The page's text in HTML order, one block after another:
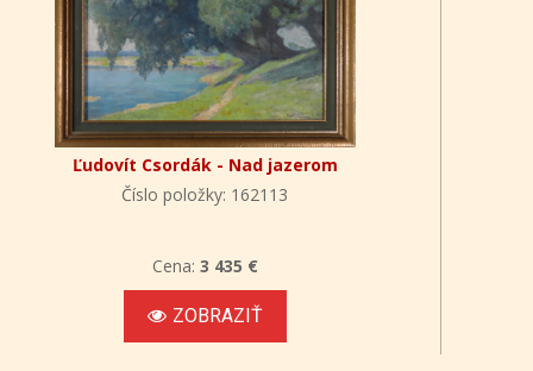
Ľudovít Csordák - Nad jazerom
Číslo položky: 162113
Cena: 3 435 €
ZOBRAZIŤ